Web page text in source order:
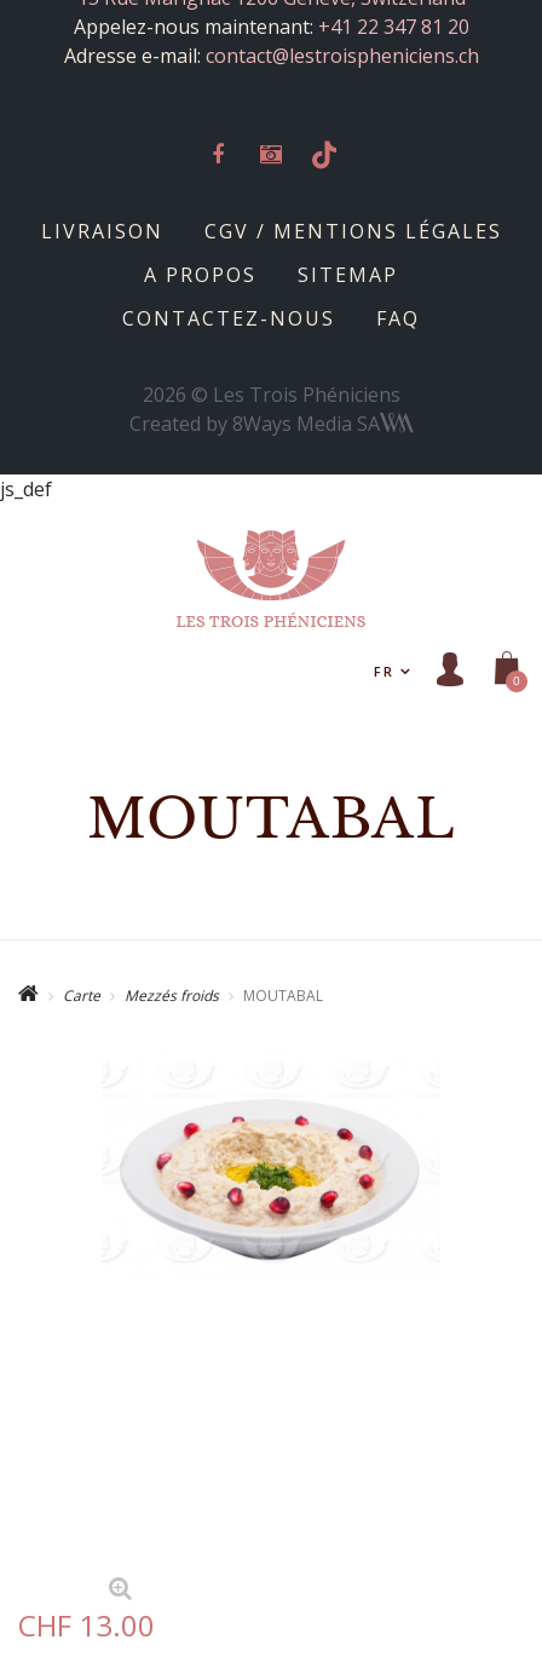
Appelez-nous maintenant: +41 22 347 81 20
Adresse e-mail: contact@lestroispheniciens.ch
LIVRAISON
CGV / MENTIONS LÉGALES
A PROPOS
SITEMAP
CONTACTEZ-NOUS
FAQ
2026 © Les Trois Phéniciens
Created by 8Ways Media SA
js_def
0
FR
MOUTABAL
Carte Mezzés froids MOUTABAL
CHF 13.00